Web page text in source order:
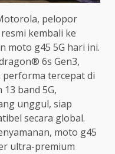
pelopor
kembali ke
moto g45 5G hari ini.
6s Gen3,
tercepat di
band 5G,
unggul, siap
secara global.
moto g45
ultra-premium